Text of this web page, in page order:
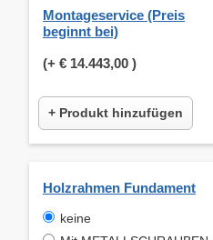
Montageservice (Preis
beginnt bei)
(+ € 14.443,00 )
+ Produkt hinzufügen
Holzrahmen Fundament
keine